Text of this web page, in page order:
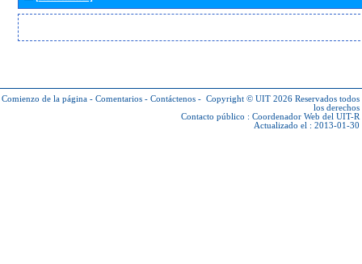
Comienzo de la página - Comentarios - Contáctenos - Copyright © UIT 2026 Reservados todos
los derechos
Contacto público : Coordenador Web del UIT-R
Actualizado el : 2013-01-30